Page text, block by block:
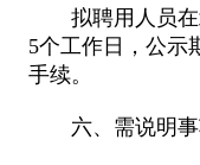
拟聘用人员
5个工作日，公示
手续。
六、需说明